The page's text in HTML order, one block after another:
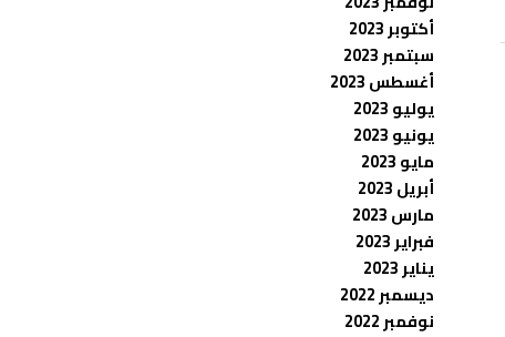
أكتوبر 2023
سبتمبر 2023
أغسطس 2023
يوليو 2023
يونيو 2023
مايو 2023
أبريل 2023
مارس 2023
فبراير 2023
يناير 2023
ديسمبر 2022
نوفمبر 2022